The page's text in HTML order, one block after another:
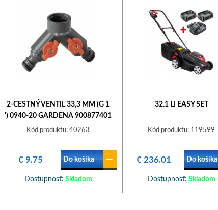
2-CESTNÝ VENTIL 33,3 MM (G 1
') 0940-20 GARDENA 900877401
Kód produktu: 40263
€ 9.75 Do košíka
Dostupnosť: Skladom
32.1 LI EASY SET
Kód produktu: 119599
€ 236.01 Do košíka
Dostupnosť: Skladom